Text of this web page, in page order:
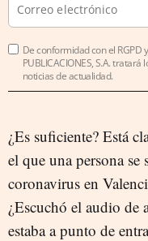
De conformidad con el RGPD
PUBLICACIONES, S.A.
noticias de actualidad.
¿Es suficiente? Está
el que una persona se
coronavirus en
¿Escuchó el audio de
estaba a punto de